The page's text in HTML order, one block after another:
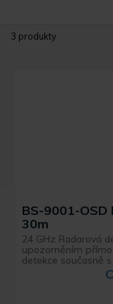
3 produkty
BS-9001-
30m
24 GHz Radarová
upozorněním
detekce současně